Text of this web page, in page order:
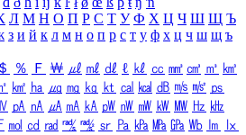
Л М Н О П Р С Т У Ф Х Ц Ч Ш Щ Ъ
з и й к л м н о п р с т у ф х ц ч ш щ ъ
＄ ％ Ｆ ￦ ㎕ ㎖ ㎗ ℓ ㎘ ㏄ ㎣ ㎤ ㎥ ㎦
㎢ ㏊ ㎍ ㎎ ㎏ ㏏ ㎈ ㎉ ㏈ ㎧ ㎨ ㎰
㎀ ㎁ ㎂ ㎃ ㎄ ㎺ ㎻ ㎽ ㎾ ㎿ ㎐ ㎑
㏖ ㏅ ㎭ ㎮ ㎯ ㏛ ㎩ ㎪ ㎫ ㎬ ㏝ ㏐
㏓